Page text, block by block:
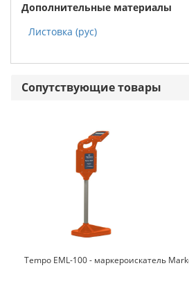
Дополнительные материалы
Листовка (рус)
Сопутствующие товары
Tempo EML-100 - маркероискатель